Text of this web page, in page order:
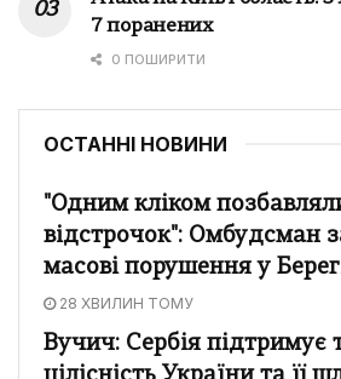
7 поранених
0 ПОШИРИТИ
ОСТАННІ НОВИНИ
"Одним кліком
відстрочок": Омбудсман
масові порушення у
28 ХВИЛИН ТОМУ
Вучич: Сербія підтримує